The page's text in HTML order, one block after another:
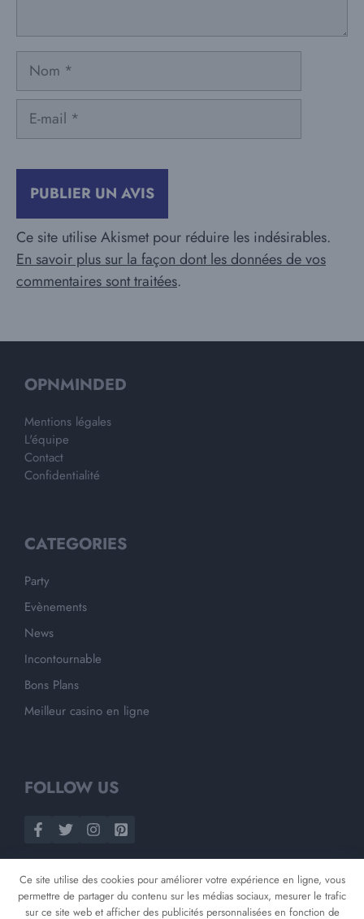
Nom
mail
Ce site utilise Akismet pour réduire les indésirables.
En savoir plus sur la façon dont les données de vos
commentaires sont traitées.
OPNMINDED
Mentions légales
L'équipe
Contact
Confidentialité
CATEGORIES
Party
Evènements
News
Incontournable
Bons Plans
Meilleur casino en ligne
FOLLOW US
Ce site utilise des cookies pour améliorer votre expérience en ligne, vous
permettre de partager du contenu sur les médias sociaux, mesurer le trafic
sur ce site web et afficher des publicités personnalisées en fonction de